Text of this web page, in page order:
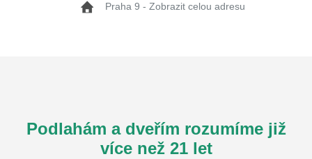
Praha 9 - Zobrazit celou adresu
Podlahám a dveřím rozumíme již
více než 21 let